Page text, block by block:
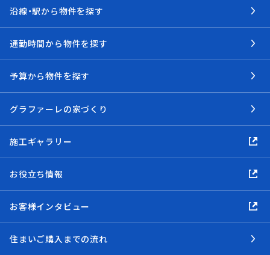
沿線・駅から物件を探す
通勤時間から物件を探す
予算から物件を探す
グラファーレの家づくり
施工ギャラリー
お役立ち情報
お客様インタビュー
住まいご購入までの流れ